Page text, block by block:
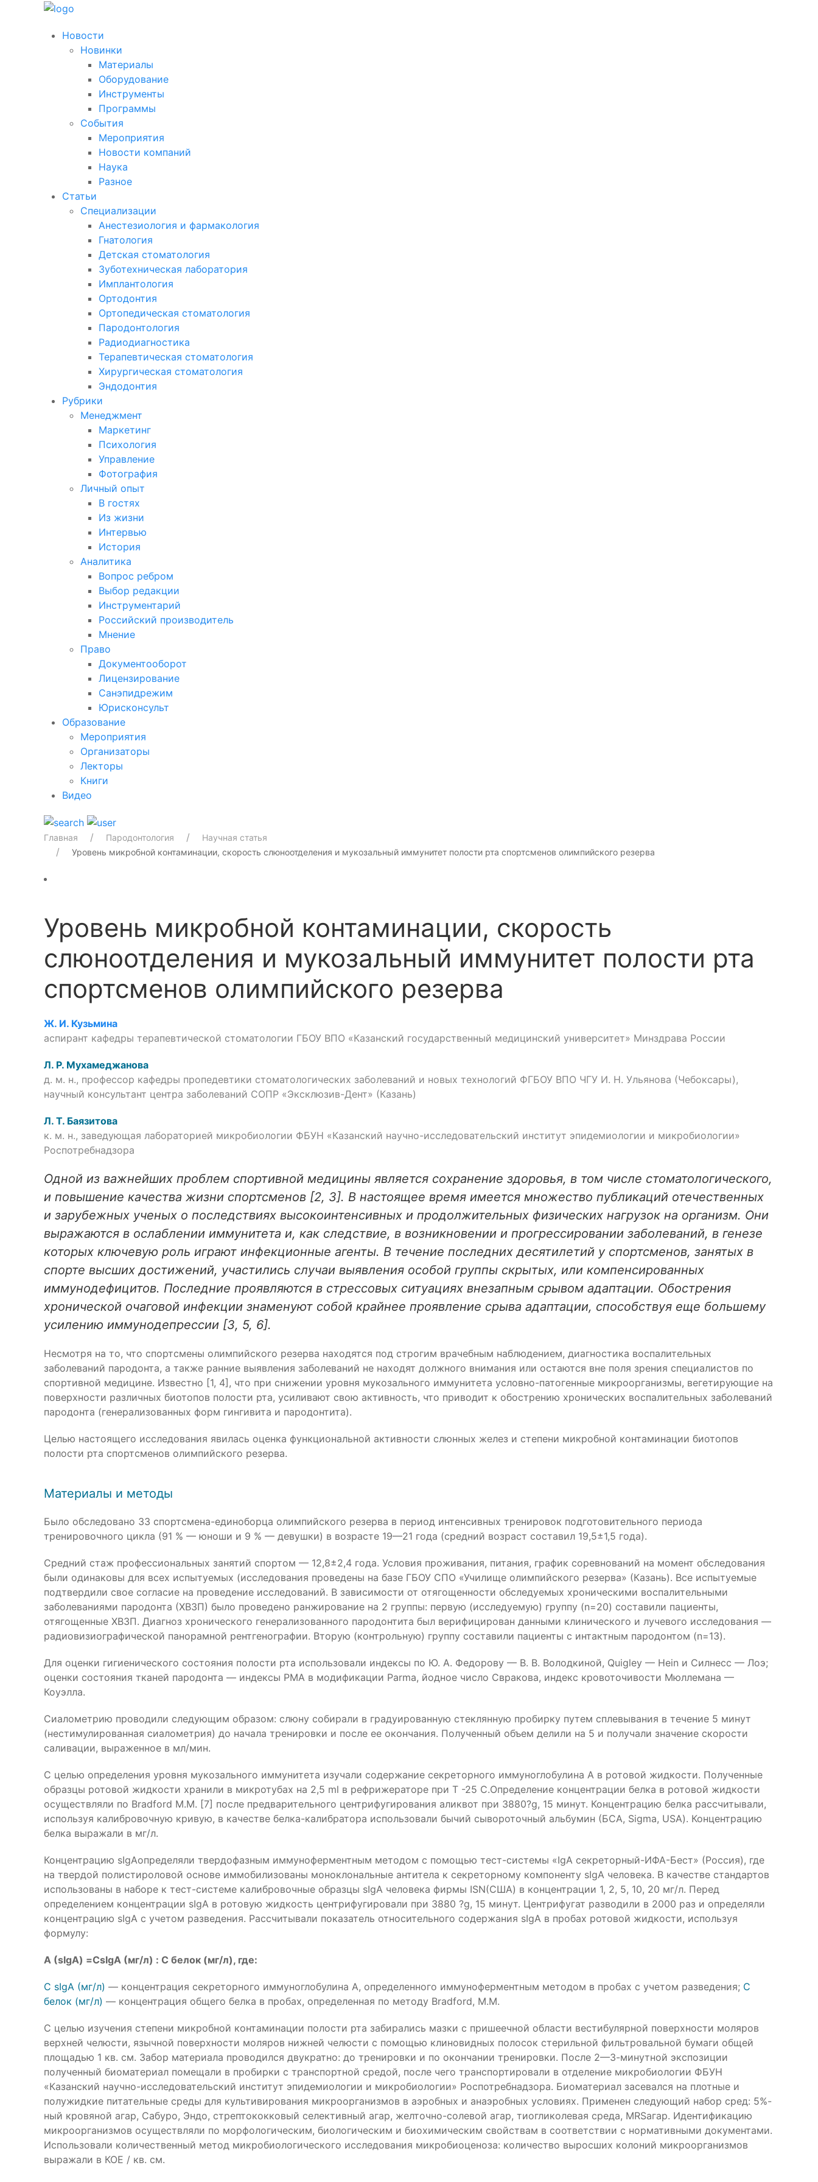
Новости
Новинки
Материалы
Оборудование
Инструменты
Программы
События
Мероприятия
Новости компаний
Наука
Разное
Статьи
Специализации
Анестезиология и фармакология
Гнатология
Детская стоматология
Зуботехническая лаборатория
Имплантология
Ортодонтия
Ортопедическая стоматология
Пародонтология
Радиодиагностика
Терапевтическая стоматология
Хирургическая стоматология
Эндодонтия
Рубрики
Менеджмент
Маркетинг
Психология
Управление
Фотография
Личный опыт
В гостях
Из жизни
Интервью
История
Аналитика
Вопрос ребром
Выбор редакции
Инструментарий
Российский производитель
Мнение
Право
Документооборот
Лицензирование
Санэпидрежим
Юрисконсульт
Образование
Мероприятия
Организаторы
Лекторы
Книги
Видео
Главная Пародонтология
Научная статья
Уровень микробной контаминации, скорость слюноотделения и мукозальный иммунитет полости рта спортсменов олимпийского резерва
Уровень микробной контаминации, скорость
слюноотделения и мукозальный иммунитет полости рта
спортсменов олимпийского резерва
Ж. И. Кузьмина
аспирант кафедры терапевтической стоматологии ГБОУ ВПО «Казанский государственный медицинский университет» Минздрава России
Л. Р. Мухамеджанова
д. м. н., профессор кафедры пропедевтики стоматологических заболеваний и новых технологий ФГБОУ ВПО ЧГУ И. Н. Ульянова (Чебоксары),
научный консультант центра заболеваний СОПР «Эксклюзив-Дент» (Казань)
Л. Т. Баязитова
к. м. н., заведующая лабораторией микробиологии ФБУН «Казанский научно-исследовательский институт эпидемиологии и микробиологии»
Роспотребнадзора
Одной из важнейших проблем спортивной медицины является сохранение здоровья, в том числе стоматологического,
и повышение качества жизни спортсменов [2, 3]. В настоящее время имеется множество публикаций отечественных
и зарубежных ученых о последствиях высокоинтенсивных и продолжительных физических нагрузок на организм. Они
выражаются в ослаблении иммунитета и, как следствие, в возникновении и прогрессировании заболеваний, в генезе
которых ключевую роль играют инфекционные агенты. В течение последних десятилетий у спортсменов, занятых в
спорте высших достижений, участились случаи выявления особой группы скрытых, или компенсированных
иммунодефицитов. Последние проявляются в стрессовых ситуациях внезапным срывом адаптации. Обострения
хронической очаговой инфекции знаменуют собой крайнее проявление срыва адаптации, способствуя еще большему
усилению иммунодепрессии [3, 5, 6].
Несмотря на то, что спортсмены олимпийского резерва находятся под строгим врачебным наблюдением, диагностика воспалительных
заболеваний пародонта, а также ранние выявления заболеваний не находят должного внимания или остаются вне поля зрения специалистов по
спортивной медицине. Известно [1, 4], что при снижении уровня мукозального иммунитета условно-патогенные микроорганизмы, вегетирующие на
поверхности различных биотопов полости рта, усиливают свою активность, что приводит к обострению хронических воспалительных заболеваний
пародонта (генерализованных форм гингивита и пародонтита).
Целью настоящего исследования явилась оценка функциональной активности слюнных желез и степени микробной контаминации биотопов
полости рта спортсменов олимпийского резерва.
Материалы и методы
Было обследовано 33 спортсмена-единоборца олимпийского резерва в период интенсивных тренировок подготовительного периода
тренировочного цикла (91 % — юноши и 9 % — девушки) в возрасте 19—21 года (средний возраст составил 19,5±1,5 года).
Средний стаж профессиональных занятий спортом — 12,8±2,4 года. Условия проживания, питания, график соревнований на момент обследования
были одинаковы для всех испытуемых (исследования проведены на базе ГБОУ СПО «Училище олимпийского резерва» (Казань). Все испытуемые
подтвердили свое согласие на проведение исследований. В зависимости от отягощенности обследуемых хроническими воспалительными
заболеваниями пародонта (ХВЗП) было проведено ранжирование на 2 группы: первую (исследуемую) группу (n=20) составили пациенты,
отягощенные ХВЗП. Диагноз хронического генерализованного пародонтита был верифицирован данными клинического и лучевого исследования —
радиовизиографической панорамной рентгенографии. Вторую (контрольную) группу составили пациенты с интактным пародонтом (n=13).
Для оценки гигиенического состояния полости рта использовали индексы по Ю. А. Федорову — В. В. Володкиной, Quigley — Hein и Силнесс — Лоэ;
оценки состояния тканей пародонта — индексы РМА в модификации Parma, йодное число Свракова, индекс кровоточивости Мюллемана —
Коуэлла.
Сиалометрию проводили следующим образом: слюну собирали в градуированную стеклянную пробирку путем сплевывания в течение 5 минут
(нестимулированная сиалометрия) до начала тренировки и после ее окончания. Полученный объем делили на 5 и получали значение скорости
саливации, выраженное в мл/мин.
C целью определения уровня мукозального иммунитета изучали содержание секреторного иммуноглобулина А в ротовой жидкости. Полученные
образцы ротовой жидкости хранили в микротубах на 2,5 ml в рефрижераторе при T -25 C.Определение концентрации белка в ротовой жидкости
осуществляли по Bradford М.М. [7] после предварительного центрифугирования аликвот при 3880?g, 15 минут. Концентрацию белка рассчитывали,
используя калибровочную кривую, в качестве белка-калибратора использовали бычий сывороточный альбумин (БСА, Sigma, USA). Концентрацию
белка выражали в мг/л.
Концентрацию sIgAопределяли твердофазным иммуноферментным методом с помощью тест-системы «IgA секреторный-ИФА-Бест» (Россия), где
на твердой полистироловой основе иммобилизованы моноклональные антитела к секреторному компоненту sIgA человека. В качестве стандартов
использованы в наборе к тест-системе калибровочные образцы sIgA человека фирмы ISN(США) в концентрации 1, 2, 5, 10, 20 мг/л. Перед
определением концентрации sIgA в ротовую жидкость центрифугировали при 3880 ?g, 15 минут. Центрифугат разводили в 2000 раз и определяли
концентрацию sIgA c учетом разведения. Рассчитывали показатель относительного содержания sIgA в пробах ротовой жидкости, используя
формулу:
А (sIgA) =CsIgA (мг/л) : С белок (мг/л), где:
С sIgA (мг/л) — концентрация секреторного иммуноглобулина А, определенного иммуноферментным методом в пробах с учетом разведения; С
белок (мг/л) — концентрация общего белка в пробах, определенная по методу Bradford, M.M.
С целью изучения степени микробной контаминации полости рта забирались мазки с пришеечной области вестибулярной поверхности моляров
верхней челюсти, язычной поверхности моляров нижней челюсти с помощью клиновидных полосок стерильной фильтровальной бумаги общей
площадью 1 кв. см. Забор материала проводился двукратно: до тренировки и по окончании тренировки. После 2—3-минутной экспозиции
полученный биоматериал помещали в пробирки с транспортной средой, после чего транспортировали в отделение микробиологии ФБУН
«Казанский научно-исследовательский институт эпидемиологии и микробиологии» Роспотребнадзора. Биоматериал засевался на плотные и
полужидкие питательные среды для культивирования микроорганизмов в аэробных и анаэробных условиях. Применен следующий набор сред: 5%-
ный кровяной агар, Сабуро, Эндо, стрептококковый селективный агар, желточно-солевой агар, тиогликолевая среда, MRSагар. Идентификацию
микроорганизмов осуществляли по морфологическим, биологическим и биохимическим свойствам в соответствии с нормативными документами.
Использовали количественный метод микробиологического исследования микробиоценоза: количество выросших колоний микроорганизмов
выражали в КОЕ / кв. см.